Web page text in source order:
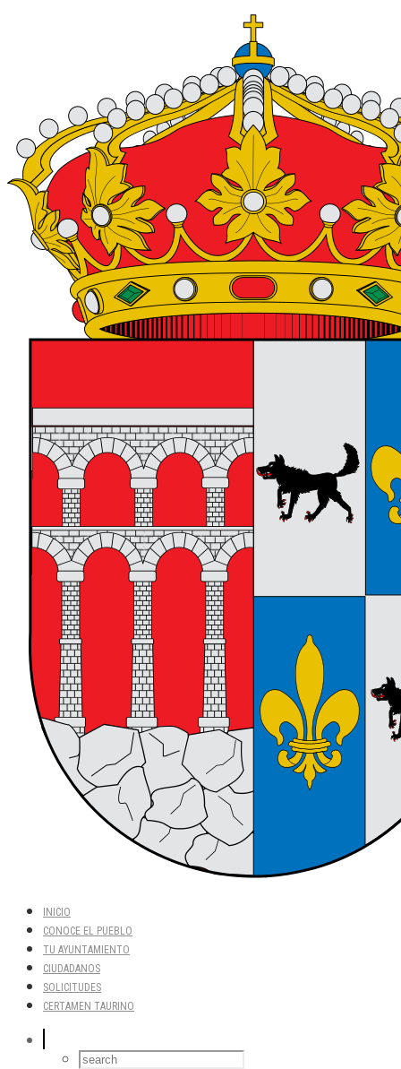
INICIO
CONOCE EL PUEBLO
TU AYUNTAMIENTO
CIUDADANOS
SOLICITUDES
CERTAMEN TAURINO